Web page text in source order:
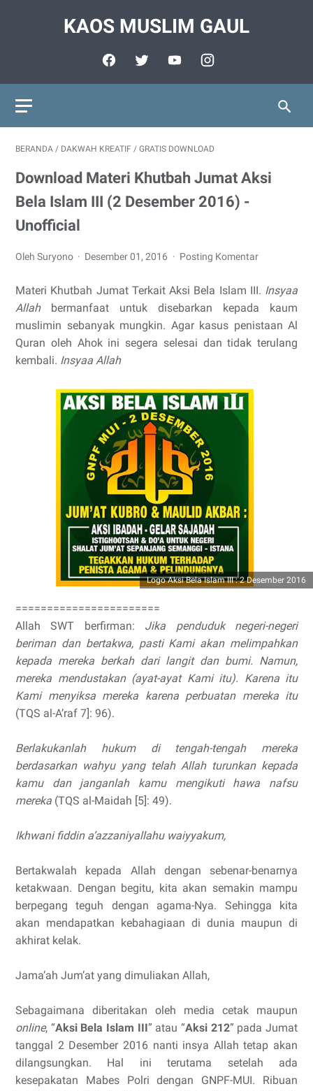
KAOS MUSLIM GAUL
BERANDA / DAKWAH KREATIF / GRATIS DOWNLOAD
Download Materi Khutbah Jumat Aksi
Bela Islam III (2 Desember 2016) -
Unofficial
Oleh Suryono Desember 01, 2016 Posting Komentar
‫‪Materi Khutbah Jumat Terkait Aksi Bela Islam III. Insyaa
Allahbermanfaat untuk disebarkan kepada kaum
muslimin sebanyak mungkin. Agar kasus penistaan Al
Quran oleh Ahok ini segera selesai dan tidak terulang
kembali. Insyaa Allah
Logo Aksi Bela Islam III : 2 Desember 2016
=======================
Allah SWT berfirman: Jika penduduk negeri-negeri
beriman dan bertakwa, pasti Kami akan melimpahkan
kepada mereka berkah dari langit dan bumi. Namun,
mereka mendustakan (ayat-ayat Kami itu). Karena itu
Kami menyiksa mereka karena perbuatan mereka itu
(TQS al-A’raf 7]: 96).
Berlakukanlah hukum di tengah-tengah mereka
berdasarkan wahyu yang telah Allah turunkan kepada
kamu dan janganlah kamu mengikuti hawa nafsu
mereka (TQS al-Maidah [5]: 49).
Ikhwani fiddin a’azzaniyallahu waiyyakum,
Bertakwalah kepada Allah dengan sebenar-benarnya
ketakwaan. Dengan begitu, kita akan semakin mampu
berpegang teguh dengan agama-Nya. Sehingga kita
akan mendapatkan kebahagiaan di dunia maupun di
akhirat kelak.
Jama’ah Jum’at yang dimuliakan Allah,
Sebagaimana diberitakan oleh media cetak maupun
online, “Aksi Bela Islam III” atau “Aksi 212” pada Jumat
tanggal 2 Desember 2016 nanti insya Allah tetap akan
dilangsungkan. Hal ini terutama setelah ada
kesepakatan Mabes Polri dengan GNPF-MUI. Ribuan